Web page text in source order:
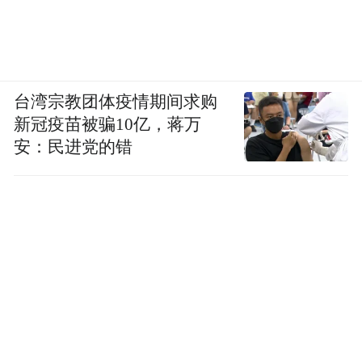
台湾宗教团体疫情期间求购
新冠疫苗被骗10亿，蒋万
安：民进党的错